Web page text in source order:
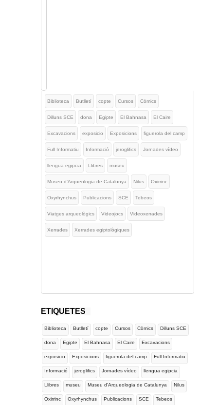
Biblioteca Butlletí copte Cursos Còmics
Dilluns SCE dona Egipte El Bahnasa El Caire
Excavacions exposicio Exposicions figuerola del camp
Full Informatiu Informació jeroglifics Jornades vídeo
llengua egipcia Llibres museu
Museu d'Arqueologia de Catalunya Nilus Oxirrinc
Oxyrhynchus Publicacions SCE Tebeos
Viatges arqueològics Videojocs Videoxerrades
Xerrades Xerrades egiptològiques
ETIQUETES
Biblioteca Butlletí copte Cursos Còmics Dilluns SCE
dona Egipte El Bahnasa El Caire Excavacions
exposicio Exposicions figuerola del camp Full Informatiu
Informació jeroglifics Jornades vídeo llengua egipcia
Llibres museu Museu d'Arqueologia de Catalunya Nilus
Oxirrinc Oxyrhynchus Publicacions SCE Tebeos